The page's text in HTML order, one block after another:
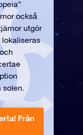
också
utgör
solen.
Från